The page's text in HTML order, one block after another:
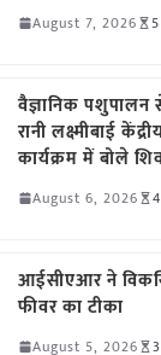
August 7, 2026
वैज्ञानिक
रानी लक्ष्मीबाई
कार्यक्रम में बोले
August 6, 2026
आईसीएआर ने
फीवर का टीका
August 5, 2026